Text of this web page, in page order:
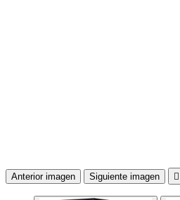
Anterior imagen Siguiente imagen 